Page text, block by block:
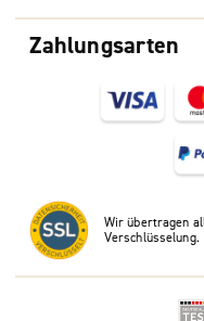
Zahlungsarten
Wir übertragen
Verschlüsselung.